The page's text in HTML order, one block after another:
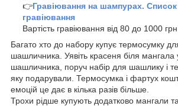
👉Гравіювання на шампурах.
гравіювання
Вартість гравіювання від 80 до 1000 грн
Багато хто до набору купує термосумку
шашличника. Уявіть красеня біля мангала
шашличника, поруч набір для шашлику і
яку подарували. Термосумка і фартух
емоцій це дає в кілька разів більше.
Трохи рідше купують додатково мангали